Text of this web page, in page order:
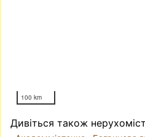
100 km
Дивіться також